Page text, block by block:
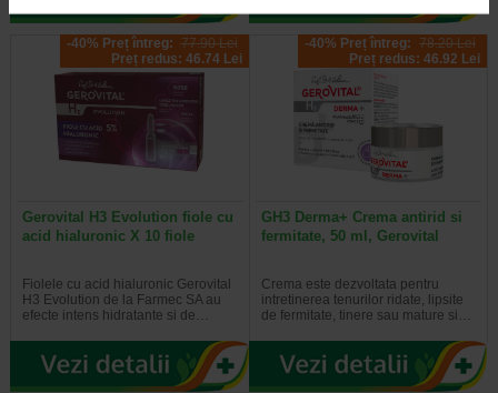
-40% Preț întreg: 77.90 Lei
Preț redus: 46.74 Lei
Gerovital H3 Evolution fiole cu
acid hialuronic X 10 fiole
Fiolele cu acid hialuronic Gerovital
H3 Evolution de la Farmec SA au
efecte intens hidratante si de…
-40% Preț întreg: 78.20 Lei
Preț redus: 46.92 Lei
GH3 Derma+ Crema antirid si
fermitate, 50 ml, Gerovital
Crema este dezvoltata pentru
intretinerea tenurilor ridate, lipsite
de fermitate, tinere sau mature si…